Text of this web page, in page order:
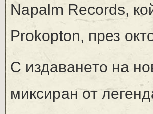
Napalm Records,
Prokopton, през
С издаването на
миксиран от